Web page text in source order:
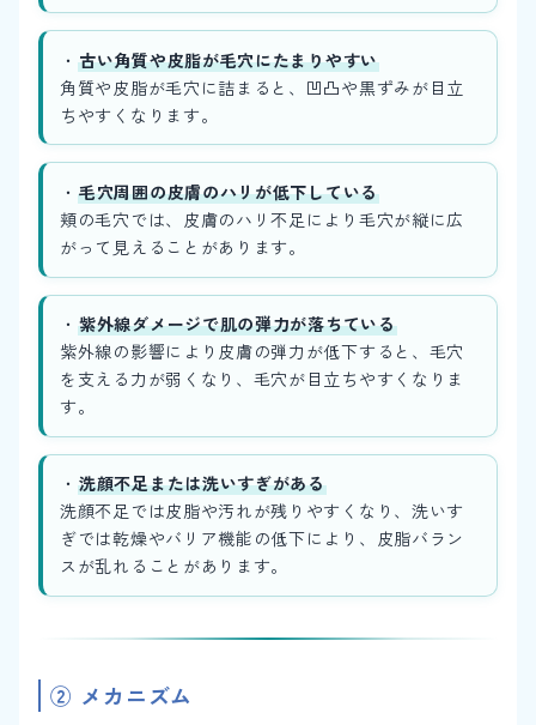
・ 古い角質や皮脂が毛穴にたまりやすい
角質や皮脂が毛穴に詰まると、凹凸や黒ずみが目立
ちやすくなります。
・ 毛穴周囲の皮膚のハリが低下している
頬の毛穴では、皮膚のハリ不足により毛穴が縦に広
がって見えることがあります。
・ 紫外線ダメージで肌の弾力が落ちている
紫外線の影響により皮膚の弾力が低下すると、毛穴
を支える力が弱くなり、毛穴が目立ちやすくなりま
す。
・ 洗顔不足または洗いすぎがある
洗顔不足では皮脂や汚れが残りやすくなり、洗いす
ぎでは乾燥やバリア機能の低下により、皮脂バラン
スが乱れることがあります。
② メカニズム